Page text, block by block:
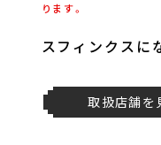
ります。
スフィンクスに
取扱店舗を